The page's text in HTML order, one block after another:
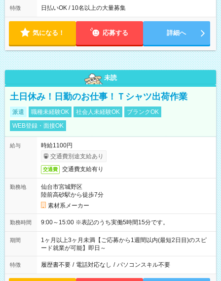
によって時間外での勤務可能性有り ※案件により多少の前後あ
特徴 日払いOK / 10名以上の大量募集
気になる！ 応募する 詳細へ
未読
土日休み！日勤のお仕事！Ｔシャツ出荷作業
派遣 職種未経験OK 社会人未経験OK
ブランクOK
WEB登録・面接OK
給与
時給1100円
交通費別途支給あり
交通費 交通費支給有り
勤務地
仙台市宮城野区
陸前高砂駅から徒歩7分
素材系メーカー
勤務時間 9:00～15:00 ※表記のうち実働5時間15分です。
期間
1ヶ月以上3ヶ月未満【ご応募から1週間以内(最短2日目)のスピ
ード就業が可能】即日～
特徴 履歴書不要 / 電話対応なし / パソコンスキル不要